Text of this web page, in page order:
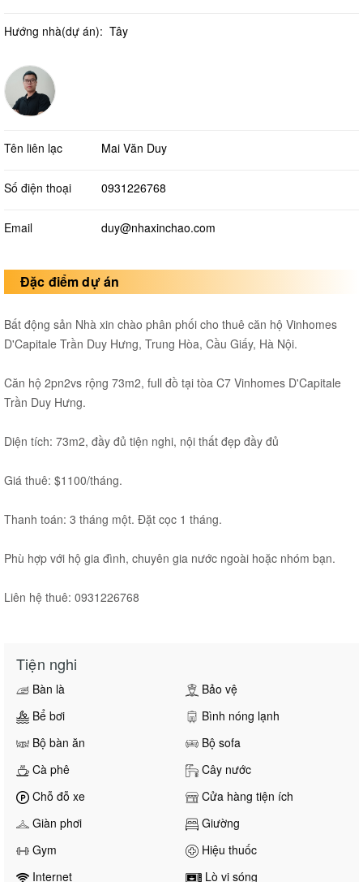
Hướng nhà(dự án): Tây
Tên liên lạc Mai Văn Duy
Số điện thoại 0931226768
Email duy@nhaxinchao.com
Đặc điểm dự án
Bất động sản Nhà xin chào phân phối cho thuê căn hộ Vinhomes
D'Capitale Trần Duy Hưng, Trung Hòa, Cầu Giấy, Hà Nội.
Căn hộ 2pn2vs rộng 73m2, full đồ tại tòa C7 Vinhomes D'Capitale
Trần Duy Hưng.
Diện tích: 73m2, đầy đủ tiện nghi, nội thất đẹp đầy đủ
Giá thuê: $1100/tháng.
Thanh toán: 3 tháng một. Đặt cọc 1 tháng.
Phù hợp với hộ gia đình, chuyên gia nước ngoài hoặc nhóm bạn.
Liên hệ thuê: 0931226768
Tiện nghi
Bàn là
Bảo vệ
Bể bơi
Bình nóng lạnh
Bộ bàn ăn
Bộ sofa
Cà phê
Cây nước
Chỗ đỗ xe
Cửa hàng tiện ích
Giàn phơi
Giường
Gym
Hiệu thuốc
Internet
Lò vi sóng